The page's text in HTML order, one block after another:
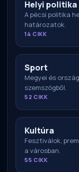
Helyi politika
A pécsi politika
határozatok.
14 CIKK
Sport
Megyei és
szemszögből.
52 CIKK
Kultúra
Fesztiválok,
a városban.
55 CIKK